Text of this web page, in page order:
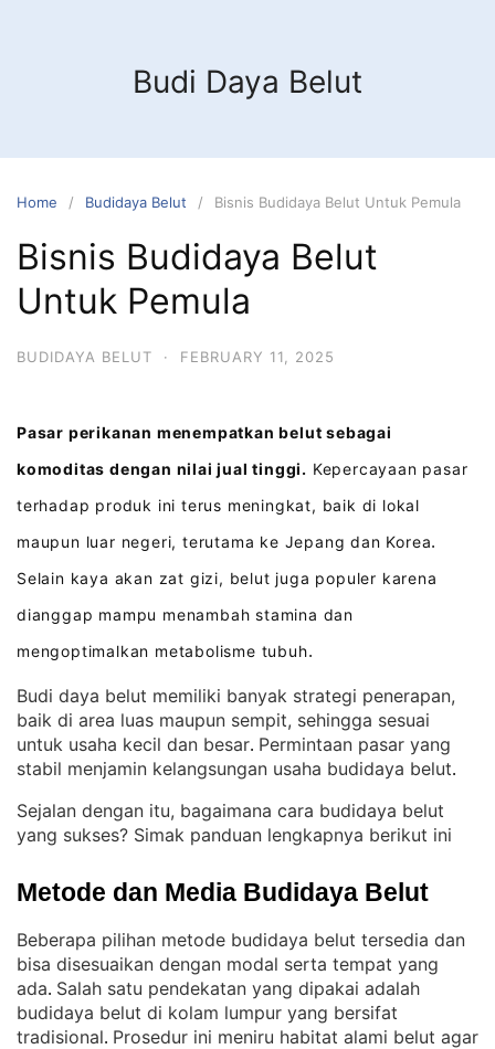
Budi Daya Belut
Home Budidaya Belut Bisnis Budidaya Belut Untuk Pemula
Bisnis Budidaya Belut
Untuk Pemula
BUDIDAYA BELUT · FEBRUARY 11, 2025
Pasar perikanan menempatkan belut sebagai
komoditas dengan nilai jual tinggi. Kepercayaan pasar
terhadap produk ini terus meningkat, baik di lokal
maupun luar negeri, terutama ke Jepang dan Korea.
Selain kaya akan zat gizi, belut juga populer karena
dianggap mampu menambah stamina dan
mengoptimalkan metabolisme tubuh.
Budi daya belut memiliki banyak strategi penerapan,
baik di area luas maupun sempit, sehingga sesuai
untuk usaha kecil dan besar. Permintaan pasar yang
stabil menjamin kelangsungan usaha budidaya belut.
Sejalan dengan itu, bagaimana cara budidaya belut
yang sukses? Simak panduan lengkapnya berikut ini
Metode dan Media Budidaya Belut
Beberapa pilihan metode budidaya belut tersedia dan
bisa disesuaikan dengan modal serta tempat yang
ada. Salah satu pendekatan yang dipakai adalah
budidaya belut di kolam lumpur yang bersifat
tradisional. Prosedur ini meniru habitat alami belut agar